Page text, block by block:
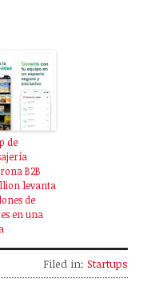
de
B2B
levanta
de
en una
Filed in: Startups